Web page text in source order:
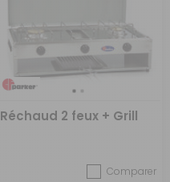
Réchaud 2 feux + Grill
Comparer